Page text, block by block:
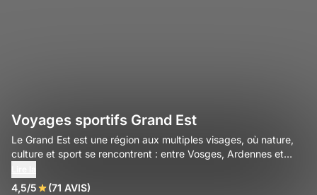
Voyages sportifs Grand Est
Le Grand Est est une région aux multiples visages, où nature,
culture et sport se rencontrent : entre Vosges, Ardennes et
de plein air et de découvertes authentiques.
4,5/5 (71 AVIS)